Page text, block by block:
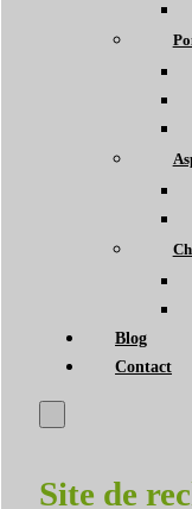
Blog
Contact
Site de